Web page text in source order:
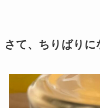
さて、ちりばりに